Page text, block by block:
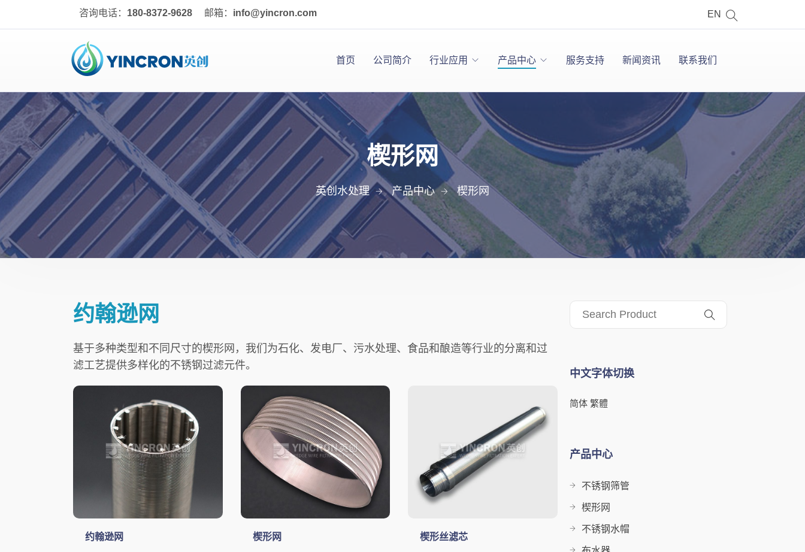
咨询电话： 180-8372-9628 邮箱： info@yincron.com EN
首页 公司简介 行业应用 产品中心 服务支持 新闻资讯 联系我们
楔形网
英创水处理 产品中心 楔形网
约翰逊网
基于多种类型和不同尺寸的楔形网，我们为石化、发电厂、污水处理、食品和酿造等行业的分离和过
滤工艺提供多样化的不锈钢过滤元件。
约翰逊网 楔形网 楔形丝滤芯
中文字体切换
简体 繁體
产品中心
不锈钢筛管
楔形网
不锈钢水帽